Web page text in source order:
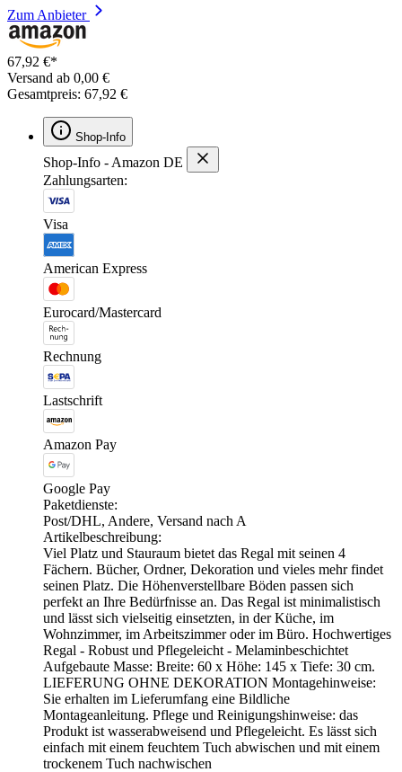
Zum Anbieter
67,92 €*
Versand ab 0,00 €
Gesamtpreis: 67,92 €
Shop-Info
Shop-Info - Amazon DE
Zahlungsarten:
Visa
American Express
Eurocard/Mastercard
Rechnung
Lastschrift
Amazon Pay
Google Pay
Paketdienste:
Post/DHL, Andere, Versand nach A
Artikelbeschreibung:
Viel Platz und Stauraum bietet das Regal mit seinen 4
Fächern. Bücher, Ordner, Dekoration und vieles mehr findet
seinen Platz. Die Höhenverstellbare Böden passen sich
perfekt an Ihre Bedürfnisse an. Das Regal ist minimalistisch
und lässt sich vielseitig einsetzten, in der Küche, im
Wohnzimmer, im Arbeitszimmer oder im Büro. Hochwertiges
Regal - Robust und Pflegeleicht - Melaminbeschichtet
Aufgebaute Masse: Breite: 60 x Höhe: 145 x Tiefe: 30 cm.
LIEFERUNG OHNE DEKORATION Montagehinweise:
Sie erhalten im Lieferumfang eine Bildliche
Montageanleitung. Pflege und Reinigungshinweise: das
Produkt ist wasserabweisend und Pflegeleicht. Es lässt sich
einfach mit einem feuchtem Tuch abwischen und mit einem
trockenem Tuch nachwischen